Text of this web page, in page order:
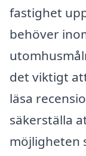
fastighet
behöver
det viktigt
läsa
säkerställa
möjligheten